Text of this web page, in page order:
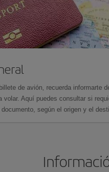
de avión, recuerda informarte
volar. Aquí puedes consultar si
según el origen y el